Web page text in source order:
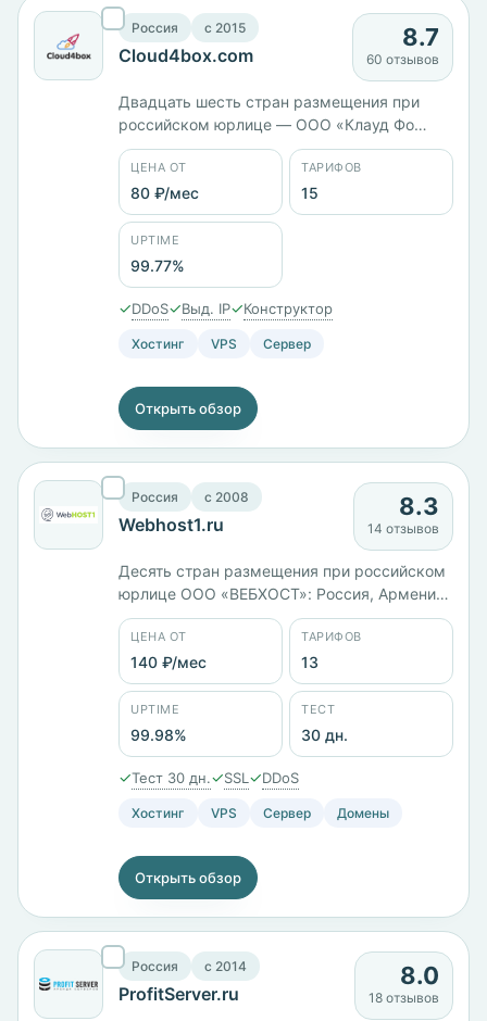
Россия c 2015
Cloud4box.com
8.7
60 отзывов
Двадцать шесть стран размещения при
российском юрлице — ООО «Клауд Фо
Бокс». Тарифы различаются типом диска:
VPS на HDD с Ceph стоит 381 ₽/мес, на SSD
— 651 ₽/мес, на NVMe — 838 ₽/мес при
одинаковых 2 ГБ памяти. Всего 15 тарифов
от 80 ₽/мес, оплата картой МИР, через СБП
или Сбербанк Онлайн.
ЦЕНА ОТ
80 ₽/мес
ТАРИФОВ
15
UPTIME
99.77%
✓DDoS✓Выд. IP✓Конструктор
Хостинг VPS Сервер
Открыть обзор
Россия c 2008
Webhost1.ru
8.3
14 отзывов
Десять стран размещения при российском
юрлице ООО «ВЕБХОСТ»: Россия, Армения,
Молдова, Турция, Израиль, Гонконг,
Германия, Франция, Нидерланды и США.
Тринадцать тарифов от 140 ₽/мес, VDS в
Молдове — от 428 ₽/мес за 2 ГБ памяти до
2213 ₽/мес за 6 ядер и 8 ГБ. Возврат
средств и 30 дней теста.
ЦЕНА ОТ
140 ₽/мес
ТАРИФОВ
13
UPTIME
99.98%
ТЕСТ
30 дн.
✓Тест 30 дн.✓SSL ✓DDoS
Хостинг VPS Сервер Домены
Открыть обзор
Россия c 2014
ProfitServer.ru
8.0
18 отзывов